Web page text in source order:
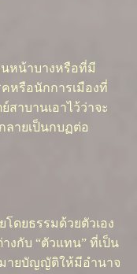
น้าบางหรือที่มี
หรือนักการเมืองที่
าบานเอาไว้ว่าจะ
ลายเป็นกบฏต่อ
ดยธรรมด้วยตัวเอง
างกับ “ตัวแทน” ที่เป็น
มายบัญญัติให้มีอำนาจ